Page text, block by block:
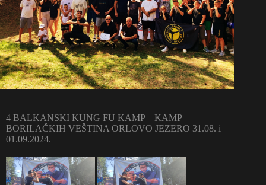
4 BALKANSKI KUNG FU KAMP – KAMP
BORILAČKIH VEŠTINA ORLOVO JEZERO 31.08. i
01.09.2024.